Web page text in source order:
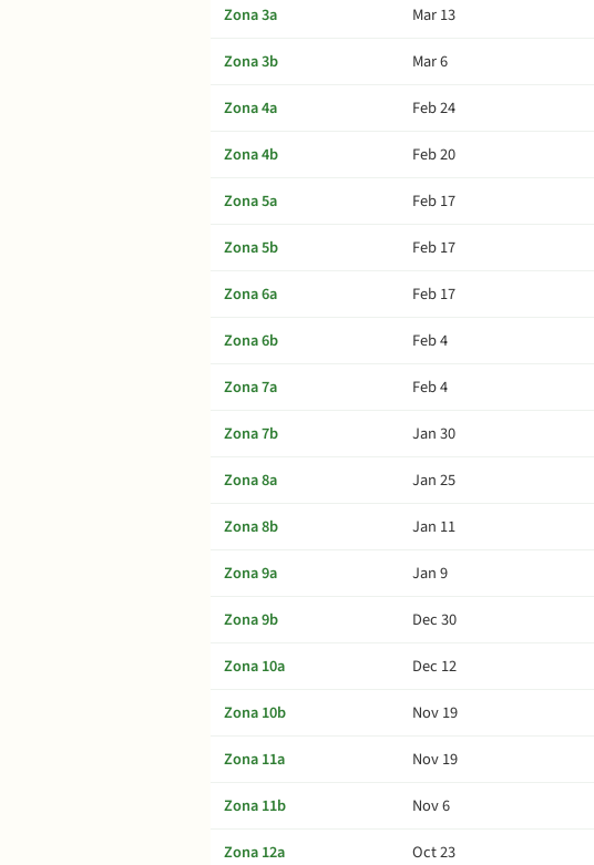
Zona 3a
Mar 13
Zona 3b
Mar 6
Zona 4a
Feb 24
Zona 4b
Feb 20
Zona 5a
Feb 17
Zona 5b
Feb 17
Zona 6a
Feb 17
Zona 6b
Feb 4
Zona 7a
Feb 4
Zona 7b
Jan 30
Zona 8a
Jan 25
Zona 8b
Jan 11
Zona 9a
Jan 9
Zona 9b
Dec 30
Zona 10a
Dec 12
Zona 10b
Nov 19
Zona 11a
Nov 19
Zona 11b
Nov 6
Zona 12a
Oct 23